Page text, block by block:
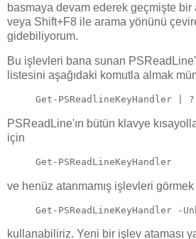
basmaya devam ederek geçmişte bir
veya Shift+F8 ile arama yönünü
gidebiliyorum.
Bu işlevleri bana sunan
listesini aşağıdaki komutla almak
Get-
PSReadLine'ın bütün klavye
için
Get-PSReadLineKeyHandler
ve henüz atanmamış işlevleri
Get-PSReadLineKeyHandler -
kullanabiliriz. Yeni bir işlev ataması